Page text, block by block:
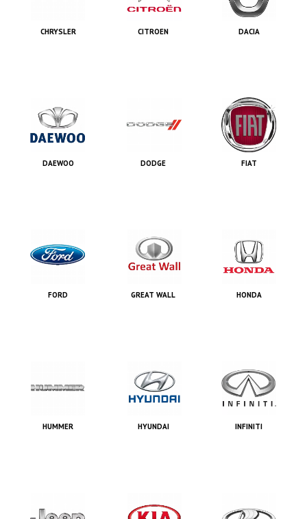
CHRYSLER CITROEN DACIA
DAEWOO DODGE FIAT
FORD GREAT WALL HONDA
HUMMER HYUNDAI INFINITI